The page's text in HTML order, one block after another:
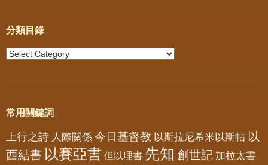
分類目錄
常用關鍵詞
上行之詩 人際關係 今日基督教 以斯拉尼希米以斯帖 以
西結書 以賽亞書 但以理書 先知 創世記 加拉太書